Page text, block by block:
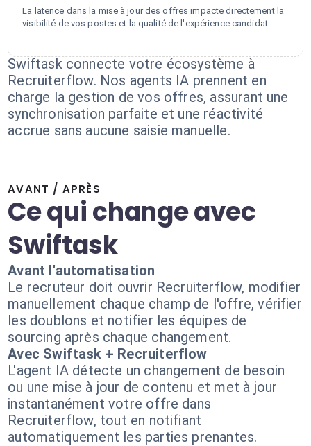
La latence dans la mise à jour des offres impacte directement la
visibilité de vos postes et la qualité de l'expérience candidat.
Swiftask connecte votre écosystème à
Recruiterflow. Nos agents IA prennent en
charge la gestion de vos offres, assurant une
synchronisation parfaite et une réactivité
accrue sans aucune saisie manuelle.
AVANT / APRÈS
Ce qui change avec
Swiftask
Avant l'automatisation
Le recruteur doit ouvrir Recruiterflow, modifier
manuellement chaque champ de l'offre, vérifier
les doublons et notifier les équipes de
sourcing après chaque changement.
Avec Swiftask + Recruiterflow
L'agent IA détecte un changement de besoin
ou une mise à jour de contenu et met à jour
instantanément votre offre dans
Recruiterflow, tout en notifiant
automatiquement les parties prenantes.